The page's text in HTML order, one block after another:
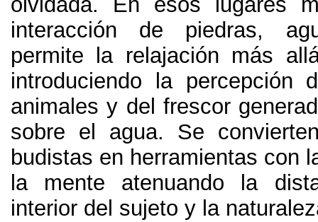
interacción de piedras,
permite la relajación más
introduciendo la percepción
animales y del frescor
sobre el agua. Se
budistas en herramientas con
la mente atenuando la
interior del sujeto y la